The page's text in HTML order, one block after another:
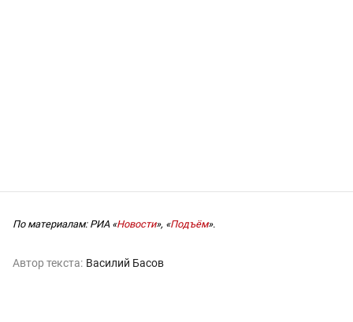
По материалам: РИА «Новости», «Подъём».
Автор текста: Василий Басов